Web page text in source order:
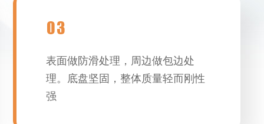
03
表面做防滑处理，周边做包边处
理。底盘坚固，整体质量轻而刚性
强